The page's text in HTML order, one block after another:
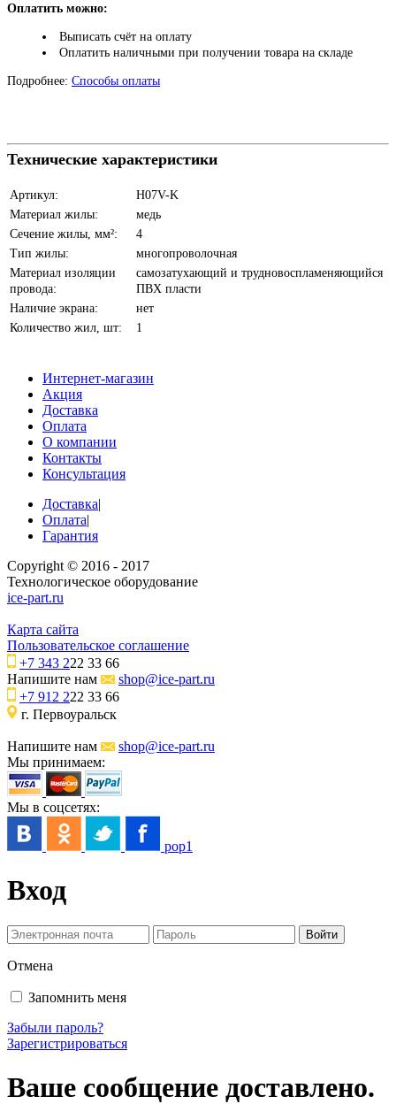
Оплатить можно:
Выписать счёт на оплату
Оплатить наличными при получении товара на складе
Подробнее: Способы оплаты
Технические характеристики
Артикул:
H07V-K
Материал жилы:
медь
Сечение жилы, мм²:
4
Тип жилы:
многопроволочная
Материал изоляции
провода:
самозатухающий и трудновоспламеняющийся
ПВХ пласти
Наличие экрана:
нет
Количество жил, шт:
1
Интернет-магазин
Акция
Доставка
Оплата
О компании
Контакты
Консультация
Доставка|
Оплата|
Гарантия
Copyright © 2016 - 2017
Технологическое оборудование
ice-part.ru
Карта сайта
Пользовательское соглашение
+7 343 222 33 66
Напишите нам
shop@ice-part.ru
+7 912 222 33 66
г. Первоуральск
Напишите нам
shop@ice-part.ru
Мы принимаем:
Мы в соцсетях:
pop1
Вход
Отмена
Запомнить меня
Забыли пароль?
Зарегистрироваться
Ваше сообщение доставлено.